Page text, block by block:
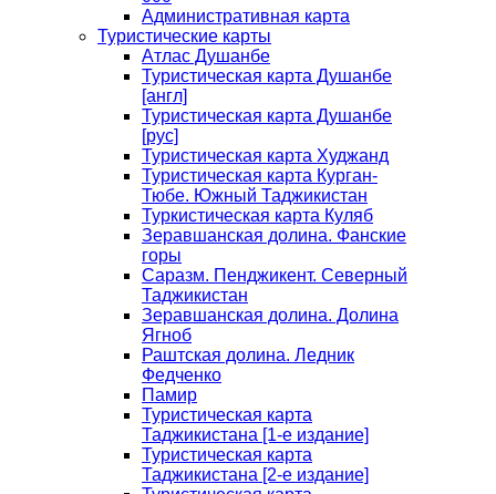
Административная карта
Туристические карты
Атлас Душанбе
Туристическая карта Душанбе
[англ]
Туристическая карта Душанбе
[рус]
Туристическая карта Худжанд
Туристическая карта Курган-
Тюбе. Южный Таджикистан
Туркистическая карта Куляб
Зеравшанская долина. Фанские
горы
Саразм. Пенджикент. Северный
Таджикистан
Зеравшанская долина. Долина
Ягноб
Раштская долина. Ледник
Федченко
Памир
Туристическая карта
Таджикистана [1-е издание]
Туристическая карта
Таджикистана [2-е издание]